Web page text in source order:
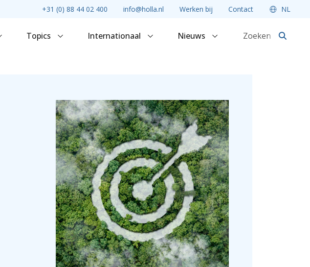
+31 (0) 88 44 02 400 info@holla.nl Werken bij Contact NL
Topics Internationaal Nieuws